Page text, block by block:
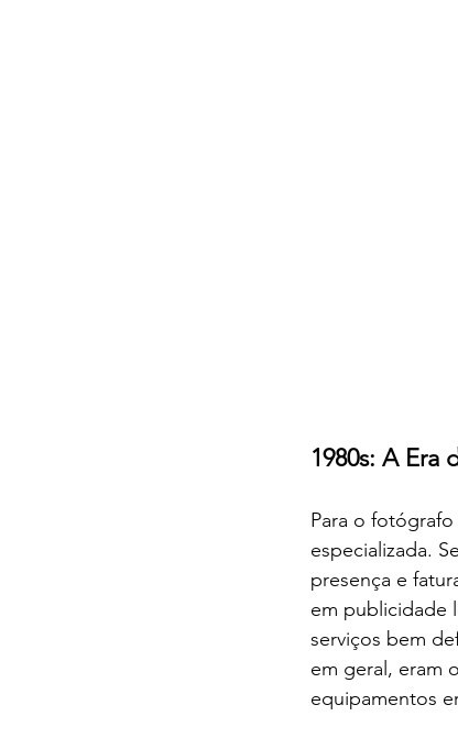
1980s: A Era
Para o
especializada.
presença e
em publicidade
serviços bem
em geral, eram
equipamentos